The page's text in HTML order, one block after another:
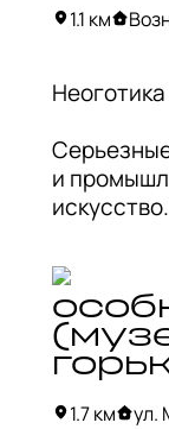
В кафе
1.1 км
Неоготика
и
других
повернуть
истокам и
часть
пыталось
которой
1.7 км ул.